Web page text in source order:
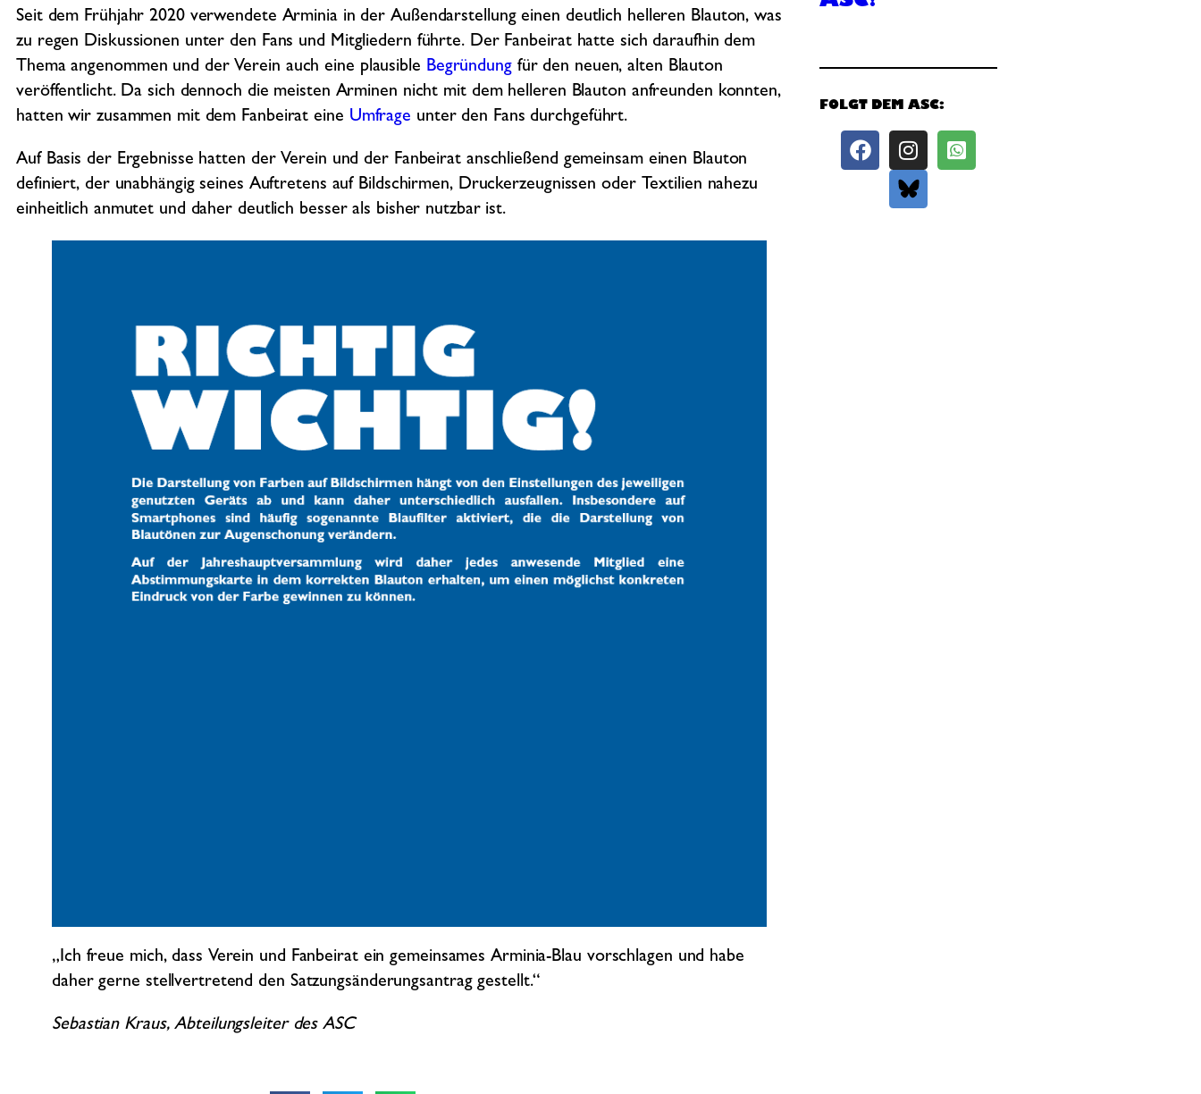
Seit dem Frühjahr 2020 verwendete Arminia in der Außendarstellung einen deutlich helleren Blauton, was
zu regen Diskussionen unter den Fans und Mitgliedern führte. Der Fanbeirat hatte sich daraufhin dem
Thema angenommen und der Verein auch eine plausible Begründungfür den neuen, alten Blauton
veröffentlicht. Da sich dennoch die meisten Arminen nicht mit dem helleren Blauton anfreunden konnten,
hatten wir zusammen mit dem Fanbeirat eine Umfrage unter den Fans durchgeführt.
Auf Basis der Ergebnisse hatten der Verein und der Fanbeirat anschließend gemeinsam einen Blauton
definiert, der unabhängig seines Auftretens auf Bildschirmen, Druckerzeugnissen oder Textilien nahezu
einheitlich anmutet und daher deutlich besser als bisher nutzbar ist.
„Ich freue mich, dass Verein und Fanbeirat ein gemeinsames Arminia-Blau vorschlagen und habe
daher gerne stellvertretend den Satzungsänderungsantrag gestellt.“
Sebastian Kraus, Abteilungsleiter des ASC
FOLGT DEM ASC: